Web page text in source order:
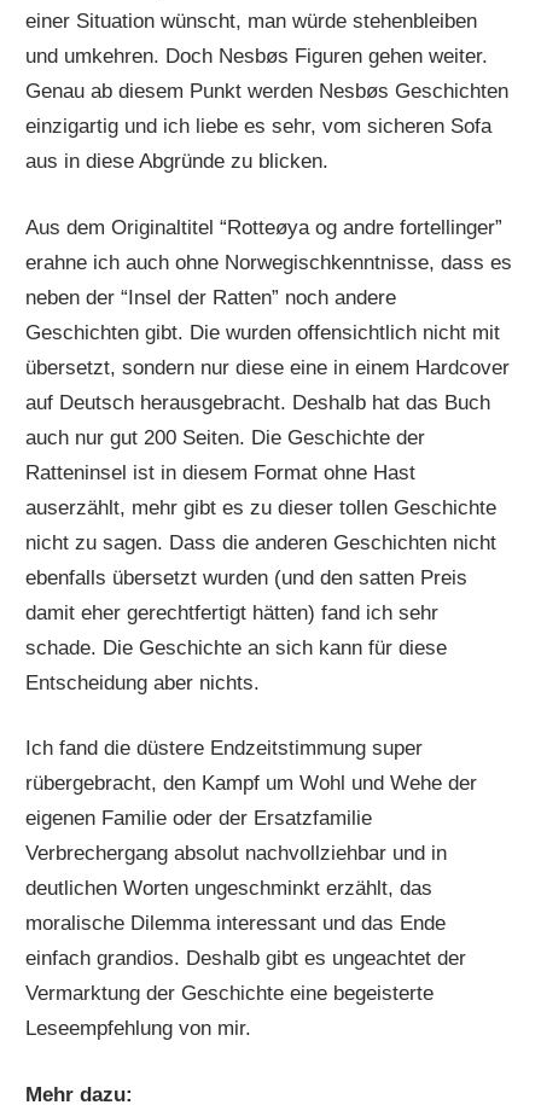
einer Situation wünscht, man würde stehenbleiben
und umkehren. Doch Nesbøs Figuren gehen weiter.
Genau ab diesem Punkt werden Nesbøs Geschichten
einzigartig und ich liebe es sehr, vom sicheren Sofa
aus in diese Abgründe zu blicken.
Aus dem Originaltitel “Rotteøya og andre fortellinger”
erahne ich auch ohne Norwegischkenntnisse, dass es
neben der “Insel der Ratten” noch andere
Geschichten gibt. Die wurden offensichtlich nicht mit
übersetzt, sondern nur diese eine in einem Hardcover
auf Deutsch herausgebracht. Deshalb hat das Buch
auch nur gut 200 Seiten. Die Geschichte der
Ratteninsel ist in diesem Format ohne Hast
auserzählt, mehr gibt es zu dieser tollen Geschichte
nicht zu sagen. Dass die anderen Geschichten nicht
ebenfalls übersetzt wurden (und den satten Preis
damit eher gerechtfertigt hätten) fand ich sehr
schade. Die Geschichte an sich kann für diese
Entscheidung aber nichts.
Ich fand die düstere Endzeitstimmung super
rübergebracht, den Kampf um Wohl und Wehe der
eigenen Familie oder der Ersatzfamilie
Verbrechergang absolut nachvollziehbar und in
deutlichen Worten ungeschminkt erzählt, das
moralische Dilemma interessant und das Ende
einfach grandios. Deshalb gibt es ungeachtet der
Vermarktung der Geschichte eine begeisterte
Leseempfehlung von mir.
Mehr dazu: